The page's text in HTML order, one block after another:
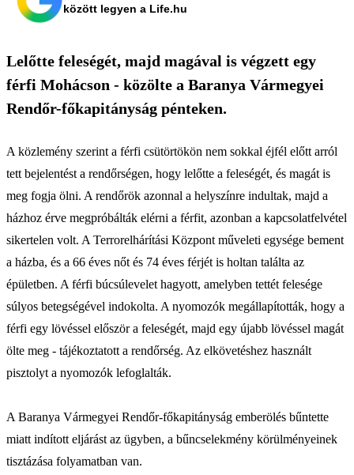
között legyen a Life.hu
Lelőtte feleségét, majd magával is végzett egy
férfi Mohácson - közölte a Baranya Vármegyei
Rendőr-főkapitányság pénteken.
A közlemény szerint a férfi csütörtökön nem sokkal éjfél előtt arról
tett bejelentést a rendőrségen, hogy lelőtte a feleségét, és magát is
meg fogja ölni. A rendőrök azonnal a helyszínre indultak, majd a
házhoz érve megpróbálták elérni a férfit, azonban a kapcsolatfelvétel
sikertelen volt. A Terrorelhárítási Központ műveleti egysége bement
a házba, és a 66 éves nőt és 74 éves férjét is holtan találta az
épületben. A férfi búcsúlevelet hagyott, amelyben tettét felesége
súlyos betegségével indokolta. A nyomozók megállapították, hogy a
férfi egy lövéssel először a feleségét, majd egy újabb lövéssel magát
ölte meg - tájékoztatott a rendőrség. Az elkövetéshez használt
pisztolyt a nyomozók lefoglalták.
A Baranya Vármegyei Rendőr-főkapitányság emberölés bűntette
miatt indított eljárást az ügyben, a bűncselekmény körülményeinek
tisztázása folyamatban van.